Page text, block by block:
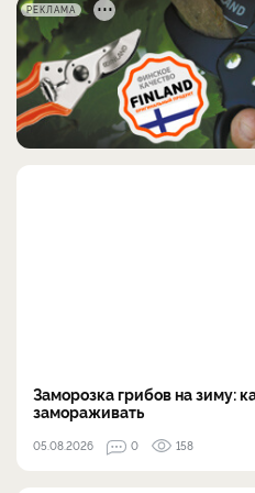
РЕКЛАМА
Заморозка грибов на зиму:
замораживать
05.08.2026 0 158